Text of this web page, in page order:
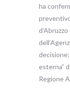
ha
decisione:
esterna”
Regione